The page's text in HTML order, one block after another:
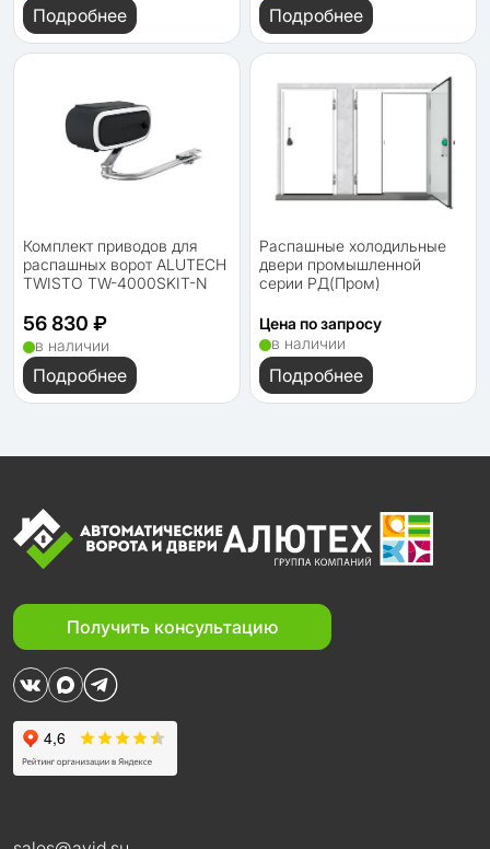
Подробнее Подробнее
Комплект приводов для
распашных ворот ALUTECH
TWISTO TW-4000SKIT-N
56 830 ₽
в наличии
Подробнее
Распашные холодильные
двери промышленной
серии РД(Пром)
Цена по запросу
в наличии
Подробнее
Получить консультацию